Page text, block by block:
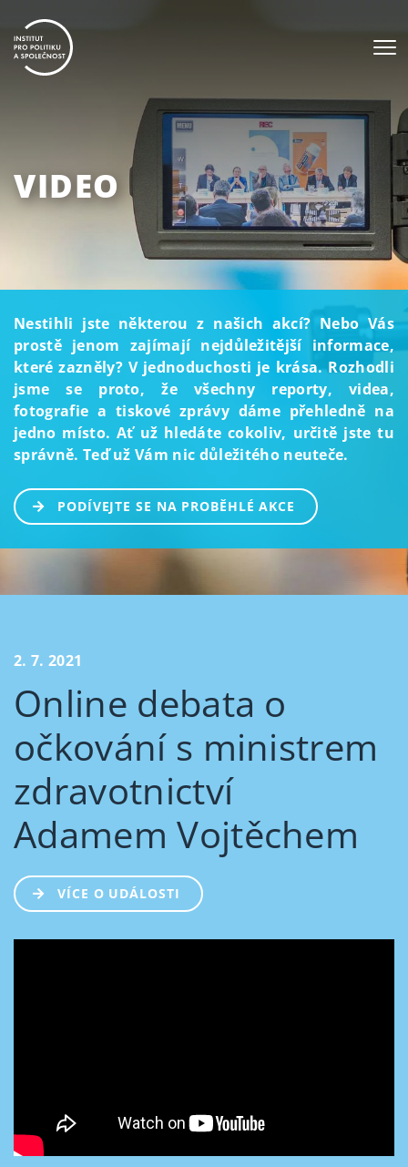
VIDEO
Nestihli jste některou z našich akcí? Nebo Vás
prostě jenom zajímají nejdůležitější informace,
které zazněly? V jednoduchosti je krása. Rozhodli
jsme se proto, že všechny reporty, videa,
fotografie a tiskové zprávy dáme přehledně na
jedno místo. Ať už hledáte cokoliv, určitě jste tu
správně. Teď už Vám nic důležitého neuteče.
PODÍVEJTE SE NA PROBĚHLÉ AKCE
2. 7. 2021
Online debata o
očkování s ministrem
zdravotnictví
Adamem Vojtěchem
VÍCE O UDÁLOSTI